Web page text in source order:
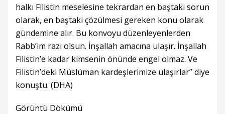
halkı Filistin meselesine tekrardan en baştaki sorun
olarak, en baştaki çözülmesi gereken konu olarak
gündemine alır. Bu konvoyu düzenleyenlerden
Rabb’im razı olsun. İnşallah amacına ulaşır. İnşallah
Filistin’e kadar kimsenin önünde engel olmaz. Ve
Filistin’deki Müslüman kardeşlerimize ulaşırlar” diye
konuştu. (DHA)
Görüntü Dökümü